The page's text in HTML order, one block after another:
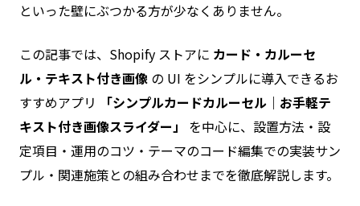
といった壁にぶつかる方が少なくありません。
この記事では、Shopify ストアに カード・カルーセ
ル・テキスト付き画像 の UI をシンプルに導入できるお
すすめアプリ
「シンプルカードカルーセル｜お手軽テ
キスト付き画像スライダー」
を中心に、設置方法・設
定項目・運用のコツ・テーマのコード編集での実装サン
プル・関連施策との組み合わせまでを徹底解説します。